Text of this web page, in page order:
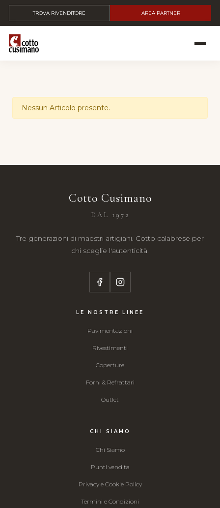
TROVA RIVENDITORE AREA PARTNER
Nessun Articolo presente.
Cotto Cusimano
DAL 1972
Tre generazioni di maestri artigiani. Cotto calabrese per
chi sceglie l'autenticità.
LE NOSTRE LINEE
Pavimentazioni
Rivestimenti
Coperture
Forni & Refrattari
Outlet
CHI SIAMO
Chi Siamo
Punti vendita
Privacy e Cookie Policy
Termini e Condizioni